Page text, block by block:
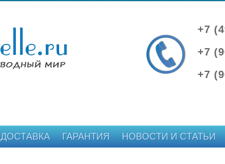
+7
+7
+7
ДОСТАВКА ГАРАНТИЯ НОВОСТИ И СТАТЬИ